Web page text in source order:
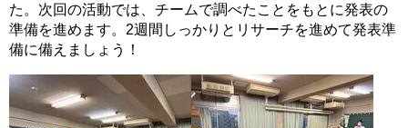
た。次回の活動では、チームで調べたことをもとに発表の
準備を進めます。2週間しっかりとリサーチを進めて発表準
備に備えましょう！